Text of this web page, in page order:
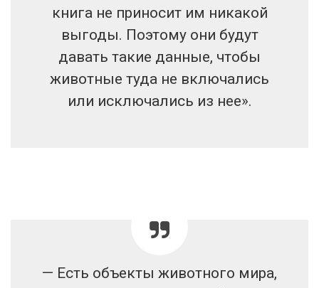
книга не приносит им никакой
выгоды. Поэтому они будут
давать такие данные, чтобы
животные туда не включались
или исключались из нее».
— Есть объекты животного мира,